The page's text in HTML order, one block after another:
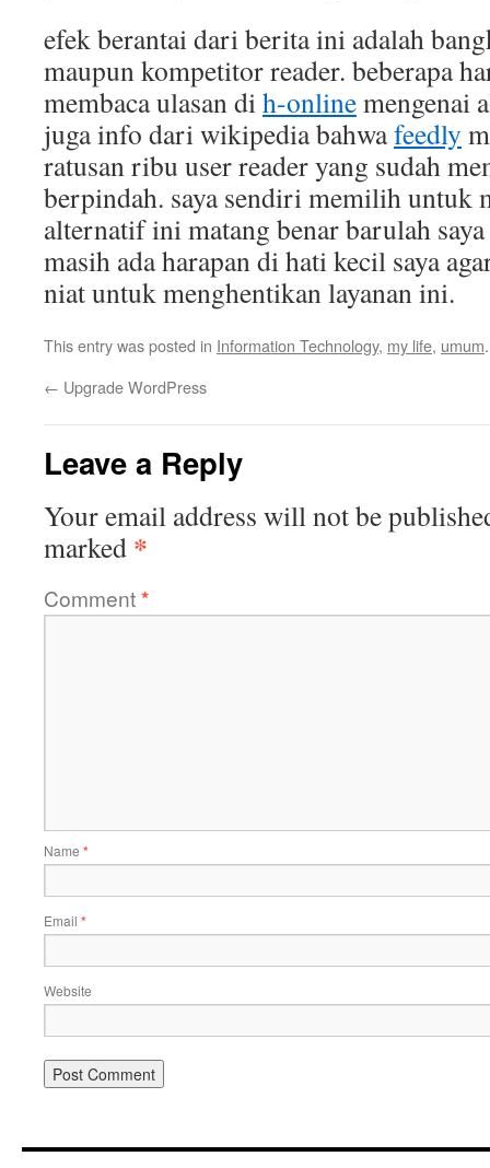
efek berantai dari berita ini adalah
maupun kompetitor reader. beberapa
membaca ulasan dih-onlinemengenai
juga info dari wikipedia bahwafeedly
ratusan ribu user reader yang sudah
berpindah. saya sendiri memilih untuk
alternatif ini matang benar barulah
masih ada harapan di hati kecil saya
niat untuk menghentikan layanan ini.
This entry was posted in Information Technology, my life, umum
← Upgrade WordPress
Leave a Reply
Your email address will not be
marked *
Comment*
Name *
Email *
Website